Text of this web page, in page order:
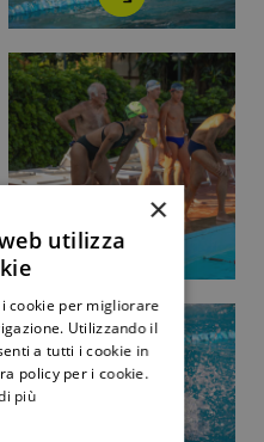
×
utilizza
cookie per migliorare
Utilizzando il
a tutti i cookie in
policy per i cookie.
più